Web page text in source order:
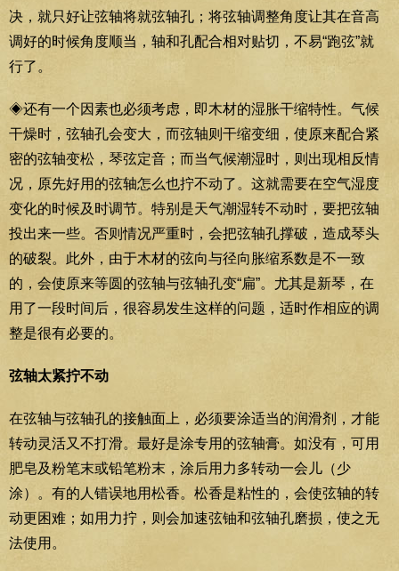
决，就只好让弦轴将就弦轴孔；将弦轴调整角度让其在音高
调好的时候角度顺当，轴和孔配合相对贴切，不易“跑弦”就
行了。
◈还有一个因素也必须考虑，即木材的湿胀干缩特性。气候
干燥时，弦轴孔会变大，而弦轴则干缩变细，使原来配合紧
密的弦轴变松，琴弦定音；而当气候潮湿时，则出现相反情
况，原先好用的弦轴怎么也拧不动了。这就需要在空气湿度
变化的时候及时调节。特别是天气潮湿转不动时，要把弦轴
投出来一些。否则情况严重时，会把弦轴孔撑破，造成琴头
的破裂。此外，由于木材的弦向与径向胀缩系数是不一致
的，会使原来等圆的弦轴与弦轴孔变“扁”。尤其是新琴，在
用了一段时间后，很容易发生这样的问题，适时作相应的调
整是很有必要的。
弦轴太紧拧不动
在弦轴与弦轴孔的接触面上，必须要涂适当的润滑剂，才能
转动灵活又不打滑。最好是涂专用的弦轴膏。如没有，可用
肥皂及粉笔末或铅笔粉末，涂后用力多转动一会儿（少
涂）。有的人错误地用松香。松香是粘性的，会使弦轴的转
动更困难；如用力拧，则会加速弦铀和弦轴孔磨损，使之无
法使用。